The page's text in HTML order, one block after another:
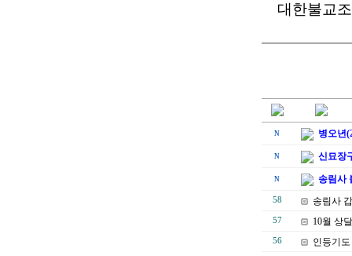
대한불교
N 병오년
N 신묘장
N 송림사
58 송림사
57 10월 상
56 인등기